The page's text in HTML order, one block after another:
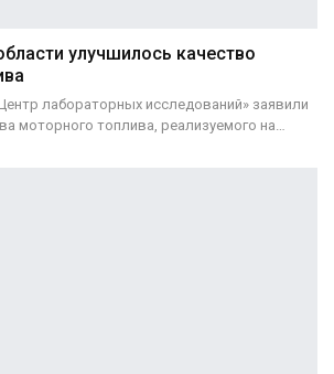
улучшилось качество
лабораторных исследований» заявили
моторного топлива, реализуемого на…